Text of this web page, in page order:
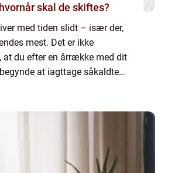
skal de skiftes?
med tiden slidt – især der,
mest. Det er ikke
at du efter en årrække med dit
at iagttage såkaldte